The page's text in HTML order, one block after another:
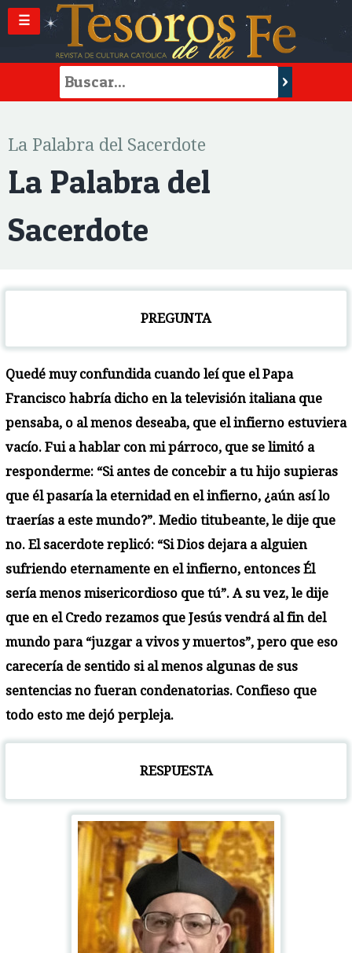
☰
La Palabra del Sacerdote
La Palabra del
Sacerdote
PREGUNTA
Quedé muy confundida cuando leí que el Papa
Francisco habría dicho en la televisión italiana que
pensaba, o al menos deseaba, que el infierno estuviera
vacío. Fui a hablar con mi párroco, que se limitó a
responderme: “Si antes de concebir a tu hijo supieras
que él pasaría la eternidad en el infierno, ¿aún así lo
traerías a este mundo?”. Medio titubeante, le dije que
no. El sacerdote replicó: “Si Dios dejara a alguien
sufriendo eternamente en el infierno, entonces Él
sería menos misericordioso que tú”. A su vez, le dije
que en el Credo rezamos que Jesús vendrá al fin del
mundo para “juzgar a vivos y muertos”, pero que eso
carecería de sentido si al menos algunas de sus
sentencias no fueran condenatorias. Confieso que
todo esto me dejó perpleja.
RESPUESTA